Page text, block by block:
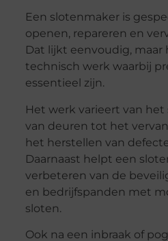
Een slotenmaker is
openen, repareren en
Dat lijkt eenvoudig, maar
technisch werk waarbij
essentieel zijn.
Het werk varieert van
van deuren tot het
het herstellen van
Daarnaast helpt een
verbeteren van de
en bedrijfspanden met
sloten.
Ook na een inbraak of